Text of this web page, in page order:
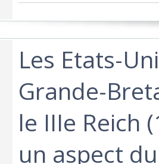
‎Les Etats-
Grande-
le IIIe Reich
un aspect